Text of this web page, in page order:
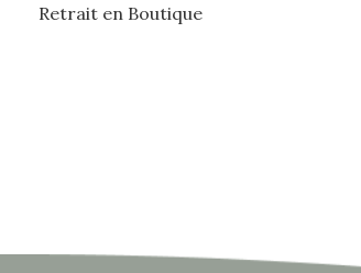
Retrait en Boutique